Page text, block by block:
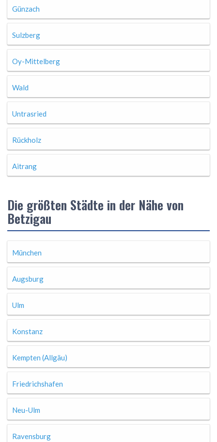
Günzach
Sulzberg
Oy-Mittelberg
Wald
Untrasried
Rückholz
Aitrang
Die größten Städte in der Nähe von
Betzigau
München
Augsburg
Ulm
Konstanz
Kempten (Allgäu)
Friedrichshafen
Neu-Ulm
Ravensburg